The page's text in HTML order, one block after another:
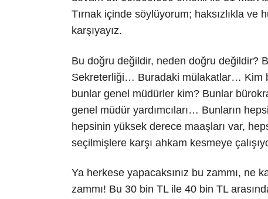
Tırnak içinde söylüyorum; haksızlıkla ve
karşıyayız.
Bu doğru değildir, neden doğru değildir?
Sekreterliği… Buradaki mülakatlar… Kim
bunlar genel müdürler kim? Bunlar
genel müdür yardımcıları… Bunların
hepsinin yüksek derece maaşları var,
seçilmişlere karşı ahkam kesmeye
Ya herkese yapacaksınız bu zammı, ne
zammı! Bu 30 bin TL ile 40 bin TL